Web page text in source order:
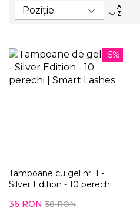
Setați
-5%
Tampoane cu gel nr. 1 -
Silver Edition - 10 perechi
36 RON 38 RON